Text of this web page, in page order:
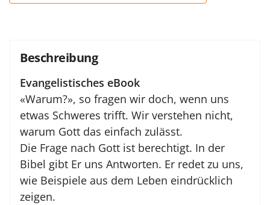
Beschreibung
Evangelistisches eBook
«Warum?», so fragen wir doch, wenn uns
etwas Schweres trifft. Wir verstehen nicht,
warum Gott das einfach zulässt.
Die Frage nach Gott ist berechtigt. In der
Bibel gibt Er uns Antworten. Er redet zu uns,
wie Beispiele aus dem Leben eindrücklich
zeigen.